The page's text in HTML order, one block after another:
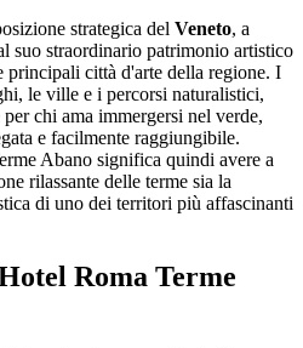
strategica del Veneto, a
suo straordinario patrimonio artistico
principali città d'arte della regione. I
le ville e i percorsi naturalistici,
chi ama immergersi nel verde,
e facilmente raggiungibile.
Abano significa quindi avere a
rilassante delle terme sia la
di uno dei territori più affascinanti
Roma Terme